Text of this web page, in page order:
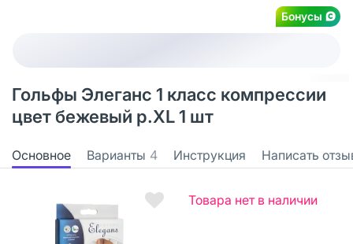
Бонусы
Гольфы Элеганс 1 класс компрессии
цвет бежевый р.XL 1 шт
Основное Варианты 4 Инструкция Написать
Товара нет в наличии